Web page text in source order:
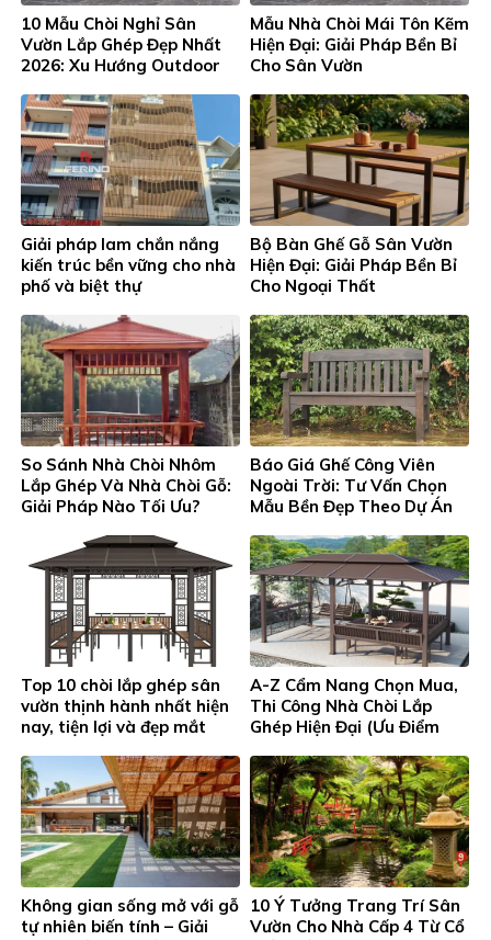
10 Mẫu Chòi Nghỉ Sân
Vườn Lắp Ghép Đẹp Nhất
2026: Xu Hướng Outdoor
Mẫu Nhà Chòi Mái Tôn Kẽm
Hiện Đại: Giải Pháp Bền Bỉ
Cho Sân Vườn
Giải pháp lam chắn nắng
kiến trúc bền vững cho nhà
phố và biệt thự
Bộ Bàn Ghế Gỗ Sân Vườn
Hiện Đại: Giải Pháp Bền Bỉ
Cho Ngoại Thất
So Sánh Nhà Chòi Nhôm
Lắp Ghép Và Nhà Chòi Gỗ:
Giải Pháp Nào Tối Ưu?
Báo Giá Ghế Công Viên
Ngoài Trời: Tư Vấn Chọn
Mẫu Bền Đẹp Theo Dự Án
Top 10 chòi lắp ghép sân
vườn thịnh hành nhất hiện
nay, tiện lợi và đẹp mắt
A-Z Cẩm Nang Chọn Mua,
Thi Công Nhà Chòi Lắp
Ghép Hiện Đại (Ưu Điểm
Không gian sống mở với gỗ
tự nhiên biến tính – Giải
10 Ý Tưởng Trang Trí Sân
Vườn Cho Nhà Cấp 4 Từ Cổ